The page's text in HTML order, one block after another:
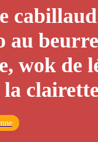
au beurre
wok de
la clairette